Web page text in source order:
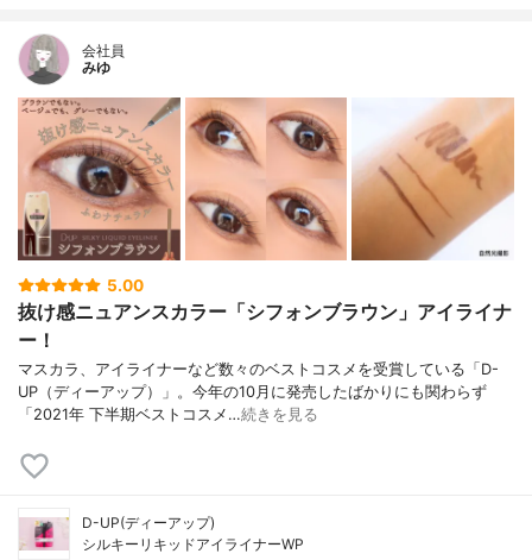
会社員
みゆ
5.00
抜け感ニュアンスカラー「シフォンブラウン」アイライナ
ー！
マスカラ、アイライナーなど数々のベストコスメを受賞している「D-
UP（ディーアップ）」。今年の10月に発売したばかりにも関わらず
「2021年 下半期ベストコスメ…続きを見る
D-UP(ディーアップ)
シルキーリキッドアイライナーWP